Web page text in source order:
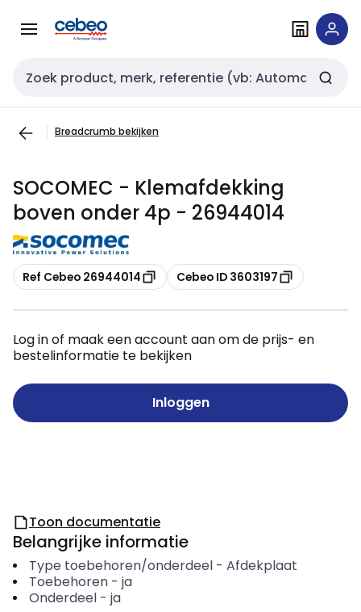
naar
naar
Zoekveld invoer
Breadcrumb bekijken
SOCOMEC - Klemafdekking
boven onder 4p - 26944014
Kopiëren
Ref Cebeo 26944014 Kopiëren
Cebeo ID 3603197
Log in of maak een account aan om de prijs- en
bestelinformatie te bekijken
Inloggen
Toon documentatie
Belangrijke informatie
Type toebehoren/onderdeel- Afdekplaat
Toebehoren- ja
Onderdeel- ja